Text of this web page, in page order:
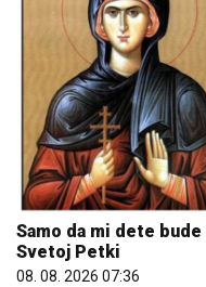
Samo da mi dete
Svetoj Petki
08. 08. 2026 07:36